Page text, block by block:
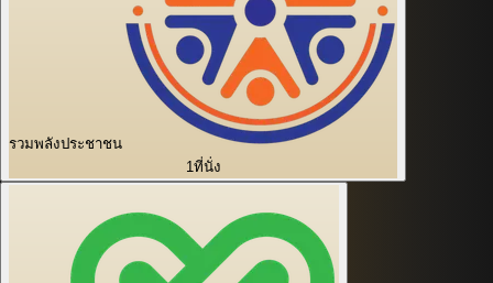
รวมพลังประชาชน
1ที่นั่ง